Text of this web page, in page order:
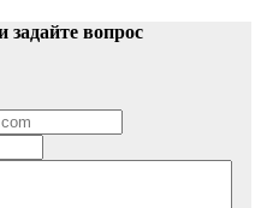
задайте вопрос